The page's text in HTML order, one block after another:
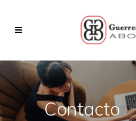
Contacto